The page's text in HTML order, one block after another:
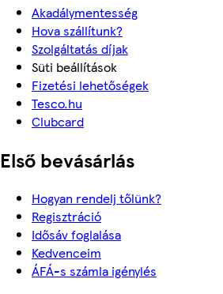
Akadálymentesség
Hova szállítunk?
Szolgáltatás díjak
Süti beállítások
Fizetési lehetőségek
Tesco.hu
Clubcard
Első bevásárlás
Hogyan rendelj tőlünk?
Regisztráció
Idősáv foglalása
Kedvenceim
ÁFÁ-s számla igénylés